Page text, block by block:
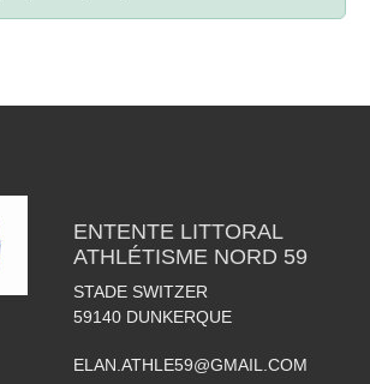
ENTENTE LITTORAL
ATHLÉTISME NORD 59
STADE SWITZER
59140 DUNKERQUE
ELAN.ATHLE59@GMAIL.COM